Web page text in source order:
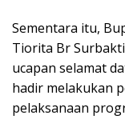
Sementara itu,
Tiorita Br
ucapan selamat
hadir melakukan
pelaksanaan